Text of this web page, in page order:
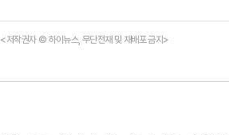
<저작권자 © 하이뉴스, 무단전재 및 재배포 금지>